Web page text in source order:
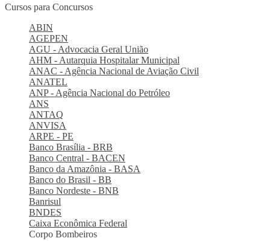
Cursos para Concursos
ABIN
AGEPEN
AGU - Advocacia Geral União
AHM - Autarquia Hospitalar Municipal
ANAC - Agência Nacional de Aviação Civil
ANATEL
ANP - Agência Nacional do Petróleo
ANS
ANTAQ
ANVISA
ARPE - PE
Banco Brasília - BRB
Banco Central - BACEN
Banco da Amazônia - BASA
Banco do Brasil - BB
Banco Nordeste - BNB
Banrisul
BNDES
Caixa Econômica Federal
Corpo Bombeiros